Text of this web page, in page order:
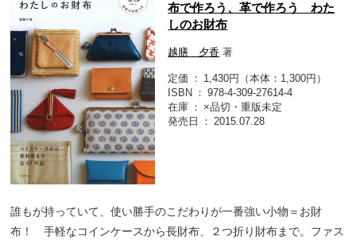
布で作ろう、革で作ろう わた
しのお財布
越膳 夕香 著
定価
1,430円（本体：1,300円）
ISBN
978-4-309-27614-4
在庫
×品切・重版未定
発売日
2015.07.28
誰もが持っていて、使い勝手のこだわりが一番強い小物＝お財
布！ 手軽なコインケースから長財布、２つ折り財布まで。ファス